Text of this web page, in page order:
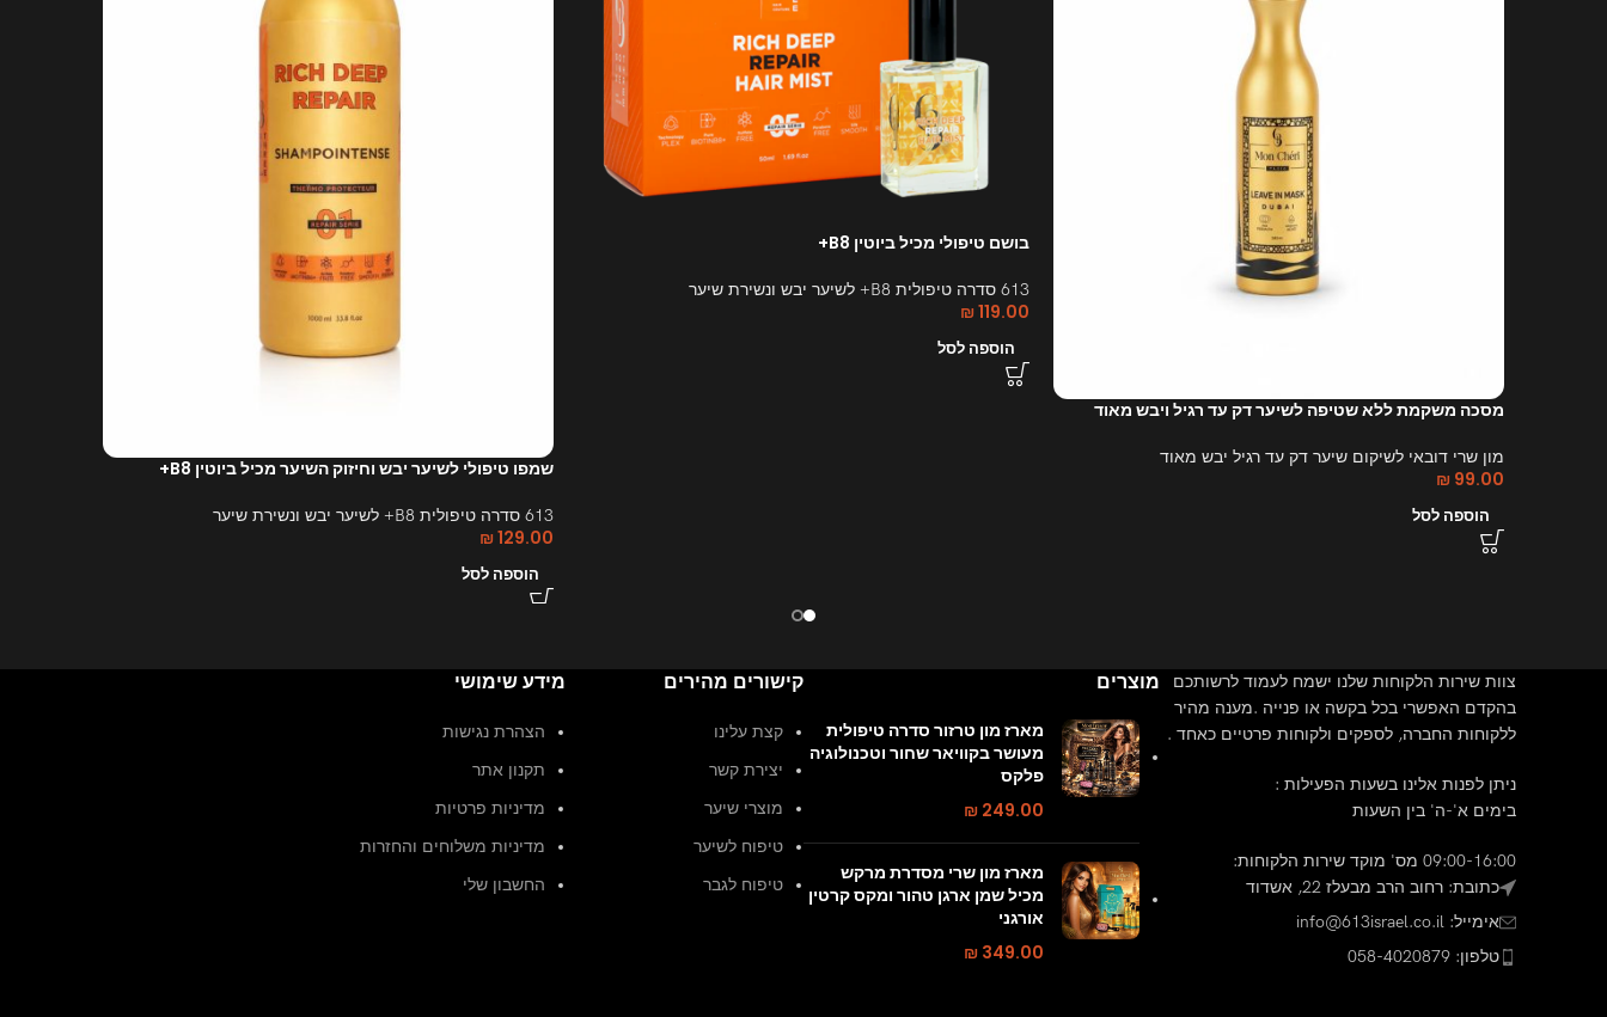
מסכה משקמת ללא שטיפה לשיער דק עד רגיל ויבש מאוד
מון שרי דובאי לשיקום שיער דק עד רגיל יבש מאוד
₪ 99.00
הוספה לסל
בושם טיפולי מכיל ביוטין B8+
613 סדרה טיפולית B8+ לשיער יבש ונשירת שיער
₪119.00
הוספה לסל
שמפו טיפולי לשיער יבש וחיזוק השיער מכיל ביוטין B8+
613 סדרה טיפולית B8+ לשיער יבש ונשירת שיער
₪129.00
הוספה לסל
צוות שירות הלקוחות שלנו ישמח לעמוד לרשותכם
בהקדם האפשרי בכל בקשה או פנייה .מענה מהיר
ללקוחות החברה, לספקים ולקוחות פרטיים כאחד .
ניתן לפנות אלינו בשעות הפעילות :
בימים א'-ה' בין השעות
09:00-16:00 מס' מוקד שירות הלקוחות:
כתובת: רחוב הרב מבעלז 22, אשדוד
אימייל: info@613israel.co.il
טלפון: 058-4020879
מוצרים
מארז מון טרזור סדרה טיפולית
מעושר בקוויאר שחור וטכנולוגיה
פלקס
₪ 249.00
מארז מון שרי מסדרת מרקש
מכיל שמן ארגן טהור ומקס קרטין
אורגני
₪ 349.00
קישורים מהירים
קצת עלינו
יצירת קשר
מוצרי שיער
טיפוח לשיער
טיפוח לגבר
מידע שימושי
הצהרת נגישות
תקנון אתר
מדיניות פרטיות
מדיניות משלוחים והחזרות
החשבון שלי